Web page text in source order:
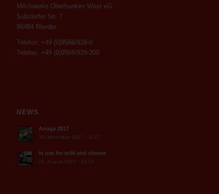
Milchwerke Oberfranken West eG
Sulzdorfer Str. 7
96484 Meeder
Telefon: +49 (0)9566/929-0
Telefax: +49 (0)9566/929-200
NEWS
Anuga 2017
30. November 2017 - 11:07
In use for milk and cheese
22. August 2017 - 13:13